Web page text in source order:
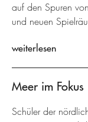
auf den Spuren
und neuen
weiterlesen
Meer im Fokus
Schüler der